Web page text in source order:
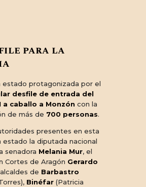
para la
estado protagonizada por el
desfile de entrada del
a caballo a Monzón con la
de más de 700 personas.
presentes en esta
estado la diputada nacional
senadora Melania Mur, el
Cortes de Aragón Gerardo
de Barbastro
Binéfar (Patricia